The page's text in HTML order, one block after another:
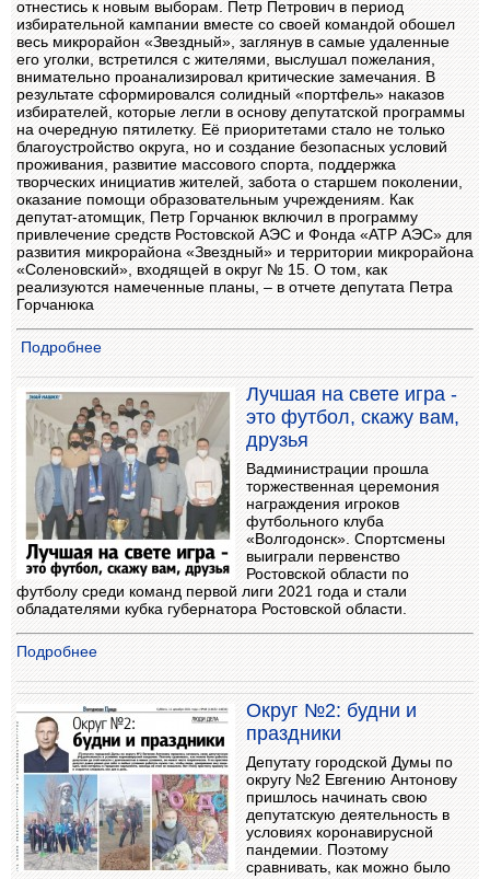
отнестись к новым выборам. Петр Петрович в период
избирательной кампании вместе со своей командой обошел
весь микрорайон «Звездный», заглянув в самые удаленные
его уголки, встретился с жителями, выслушал пожелания,
внимательно проанализировал критические замечания. В
результате сформировался солидный «портфель» наказов
избирателей, которые легли в основу депутатской программы
на очередную пятилетку. Её приоритетами стало не только
благоустройство округа, но и создание безопасных условий
проживания, развитие массового спорта, поддержка
творческих инициатив жителей, забота о старшем поколении,
оказание помощи образовательным учреждениям. Как
депутат-атомщик, Петр Горчанюк включил в программу
привлечение средств Ростовской АЭС и Фонда «АТР АЭС» для
развития микрорайона «Звездный» и территории микрорайона
«Соленовский», входящей в округ № 15. О том, как
реализуются намеченные планы, – в отчете депутата Петра
Горчанюка
Подробнее
Лучшая на свете игра -
это футбол, скажу вам,
друзья
Вадминистрации прошла
торжественная церемония
награждения игроков
футбольного клуба
«Волгодонск». Спортсмены
выиграли первенство
Ростовской области по
футболу среди команд первой лиги 2021 года и стали
обладателями кубка губернатора Ростовской области.
Подробнее
Округ №2: будни и
праздники
Депутату городской Думы по
округу №2 Евгению Антонову
пришлось начинать свою
депутатскую деятельность в
условиях коронавирусной
пандемии. Поэтому
сравнивать, как можно было